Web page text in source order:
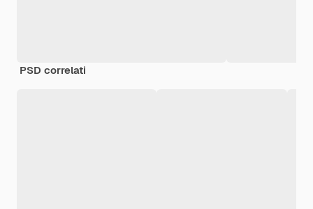
PSD correlati